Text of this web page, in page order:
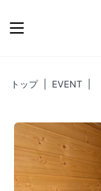
キ
トップ| EVENT